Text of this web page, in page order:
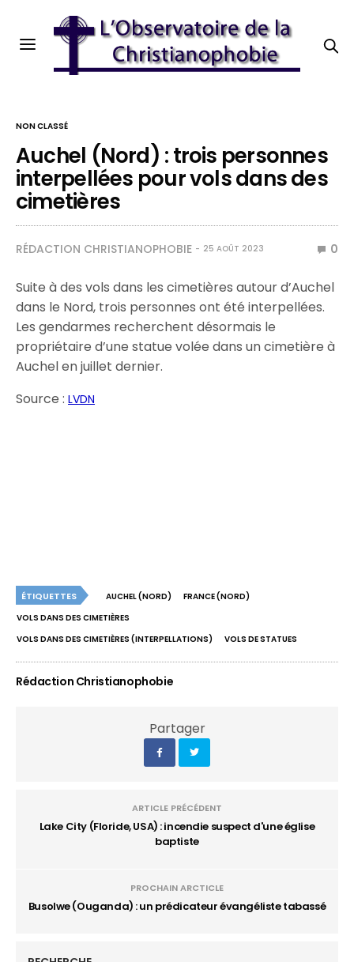
NON CLASSÉ
Auchel (Nord) : trois personnes
interpellées pour vols dans des
cimetières
RÉDACTION CHRISTIANOPHOBIE 25 AOÛT 2023 0
Suite à des vols dans les cimetières autour d’Auchel
dans le Nord, trois personnes ont été interpellées.
Les gendarmes recherchent désormais le
propriétaire d’une statue volée dans un cimetière à
Auchel en juillet dernier.
Source :LVDN
ÉTIQUETTES AUCHEL (NORD)
FRANCE (NORD)
VOLS DANS DES CIMETIÈRES
VOLS DANS DES CIMETIÈRES (INTERPELLATIONS)
VOLS DE STATUES
Rédaction Christianophobie
Partager
ARTICLE PRÉCÉDENT
Lake City (Floride, USA) : incendie suspect d'une église
baptiste
PROCHAIN ARCTICLE
Busolwe (Ouganda) : un prédicateur évangéliste tabassé